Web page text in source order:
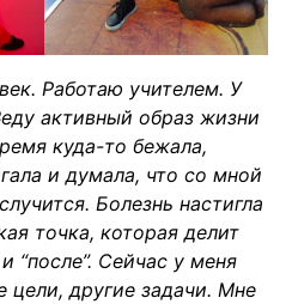
Работаю учителем. У
активный образ жизни
куда-то бежала,
и думала, что со мной
Болезнь настигла
точка, которая делит
“после”. Сейчас у меня
цели, другие задачи. Мне